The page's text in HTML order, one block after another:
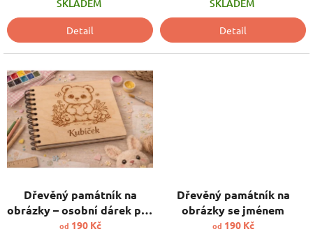
SKLADEM
Detail
SKLADEM
Detail
Dřevěný památník na
obrázky – osobní dárek pro
děti
od 190 Kč
Dřevěný památník na
obrázky se jménem
od 190 Kč